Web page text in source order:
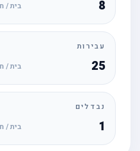
בית / חוץ
עבירות
25 בית / חוץ
נבדלים
בית / חוץ